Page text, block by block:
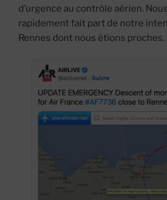
d’urgence au contrôle aérien.
rapidement fait part de notre
Rennes dont nous étions proches.